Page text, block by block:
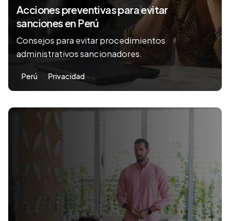
Acciones preventivas para evitar
sanciones en Perú
Consejos para evitar procedimientos
administrativos sancionadores.
Perú Privacidad